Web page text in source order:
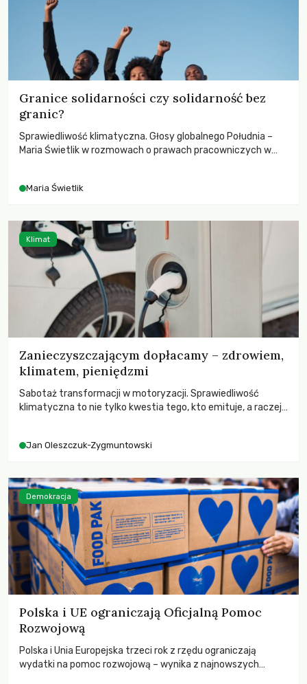
Granice solidarności czy solidarność bez
granic?
Sprawiedliwość klimatyczna. Głosy globalnego Południa –
Maria Świetlik w rozmowach o prawach pracowniczych w
Maria Świetlik
Zanieczyszczającym dopłacamy – zdrowiem,
klimatem, pieniędzmi
Sabotaż transformacji w motoryzacji. Sprawiedliwość
klimatyczna to nie tylko kwestia tego, kto emituje, a raczej
Jan Oleszczuk-Zygmuntowski
Klimat
Polska i UE ograniczają Oficjalną Pomoc
Rozwojową
Polska i Unia Europejska trzeci rok z rzędu ograniczają
wydatki na pomoc rozwojową – wynika z najnowszych
Demokracja